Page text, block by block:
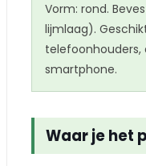
Vorm: rond.
lijmlaag).
smartphone.
Waar je het